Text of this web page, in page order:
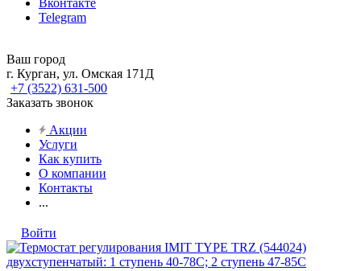
Вконтакте
Telegram
Ваш город
г. Курган, ул. Омская 171Д
+7 (3522) 631-500
Заказать звонок
Акции
Услуги
Как купить
О компании
Контакты
...
Войти